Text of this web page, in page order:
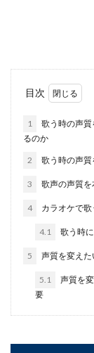
目次
1
歌う時の声
るのか
2 歌う時の声
3 歌声の声質
4 カラオケで
4.1 歌う時
5 声質を変えた
5.1
声質を
要